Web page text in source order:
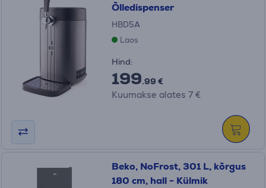
Õlledispenser
HBD5A
Laos
Hind:
199.99 €
Kuumakse alates 7 €
Beko, NoFrost, 301 L, kõrgus
180 cm, hall - Külmik